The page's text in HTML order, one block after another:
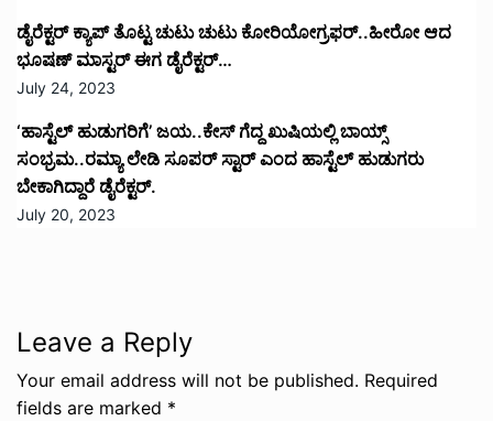
ಡೈರೆಕ್ಟರ್ ಕ್ಯಾಪ್ ತೊಟ್ಟ ಚುಟು ಚುಟು ಕೋರಿಯೋಗ್ರಫರ್..ಹೀರೋ ಆದ
ಭೂಷಣ್ ಮಾಸ್ಟರ್ ಈಗ ಡೈರೆಕ್ಟರ್…
July 24, 2023
‘ಹಾಸ್ಟೆಲ್ ಹುಡುಗರಿಗೆ’ ಜಯ..ಕೇಸ್ ಗೆದ್ದ ಖುಷಿಯಲ್ಲಿ ಬಾಯ್ಸ್
ಸಂಭ್ರಮ..ರಮ್ಯಾ ಲೇಡಿ ಸೂಪರ್ ಸ್ಟಾರ್ ಎಂದ ಹಾಸ್ಟೆಲ್ ಹುಡುಗರು
ಬೇಕಾಗಿದ್ದಾರೆ ಡೈರೆಕ್ಟರ್.
July 20, 2023
Leave a Reply
Your email address will not be published. Required
fields are marked *